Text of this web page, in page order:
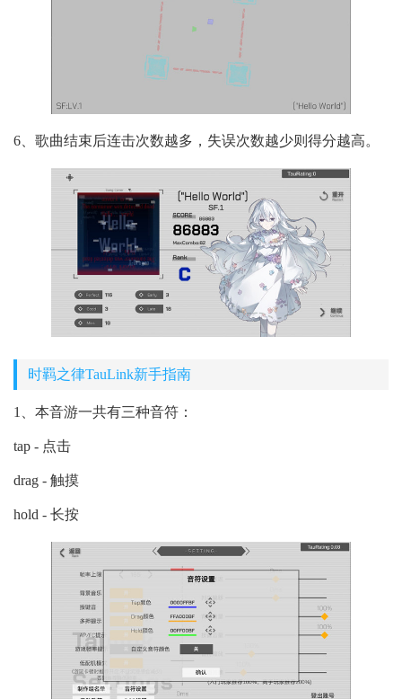
6、歌曲结束后连击次数越多，失误次数越少则得分越高。
时羁之律TauLink新手指南
1、本音游一共有三种音符：
tap - 点击
drag - 触摸
hold - 长按